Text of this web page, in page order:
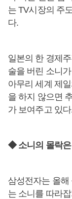
는 TV시장의 주
다.
일본의 한 경제
술을 버린 소니
아무리 세계 제
을 하지 않으면
가 보여주고 있
◆ 소니의 몰락은
삼성전자는 올해
는 소니를 따라